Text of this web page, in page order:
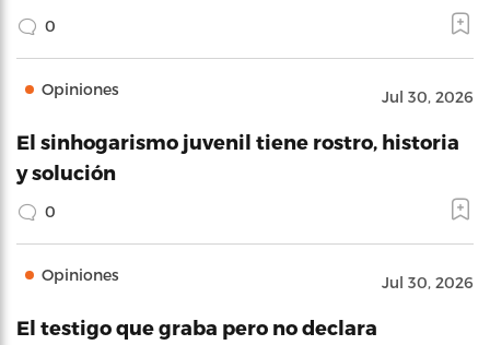
0
Opiniones Jul 30, 2026
El sinhogarismo juvenil tiene rostro, historia
y solución
0
Opiniones Jul 30, 2026
El testigo que graba pero no declara